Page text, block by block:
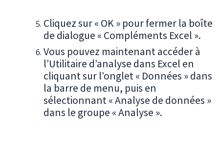
Cliquez sur « OK » pour fermer la boîte
de dialogue « Compléments Excel ».
Vous pouvez maintenant accéder à
l’Utilitaire d’analyse dans Excel en
cliquant sur l’onglet « Données » dans
la barre de menu, puis en
sélectionnant « Analyse de données »
dans le groupe « Analyse ».